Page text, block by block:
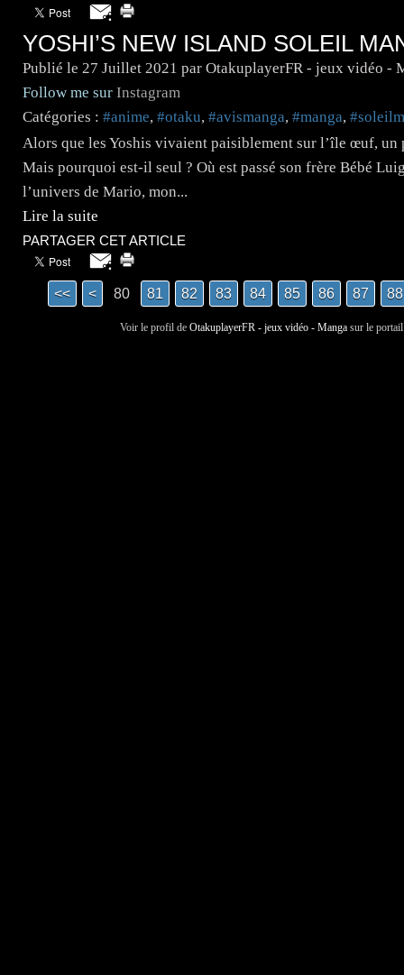
YOSHI’S NEW ISLAND SOLEIL
Publié le 27 Juillet 2021 par OtakuplayerFR - jeux vidéo -
Follow me sur Instagram
Catégories : #anime, #otaku, #avismanga, #manga,
Alors que les Yoshis vivaient paisiblement sur l’île œuf,
Mais pourquoi est-il seul ? Où est passé son frère Bébé
l’univers de Mario, mon...
Lire la suite
PARTAGER CET ARTICLE
<< < 10
20
30
40
50
60
70
80 81 82 83 84 85 86 87 88
Voir le profil de OtakuplayerFR - jeux vidéo - Manga sur le